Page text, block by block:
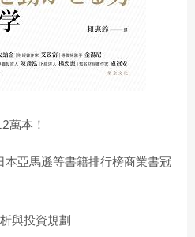
萬本！
本亞馬遜等書籍排行榜商業書冠
與投資規劃